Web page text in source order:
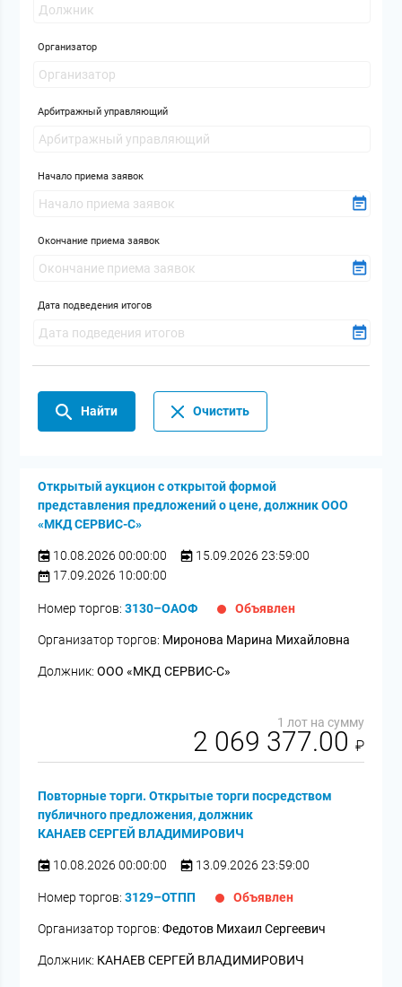
Организатор
Арбитражный управляющий
Начало приема заявок
Окончание приема заявок
Дата подведения итогов
Найти Очистить
Открытый аукцион с открытой формой
представления предложений о цене, должник ООО
«МКД СЕРВИС-С»
10.08.2026 00:00:00
15.09.2026 23:59:00
17.09.2026 10:00:00
Номер торгов:3130–ОАОФ Объявлен
Организатор торгов: Миронова Марина Михайловна
Должник:ООО «МКД СЕРВИС-С»
1 лот на сумму
2 069 377.00 ₽
Повторные торги. Открытые торги посредством
публичного предложения, должник
КАНАЕВ СЕРГЕЙ ВЛАДИМИРОВИЧ
10.08.2026 00:00:00 13.09.2026 23:59:00
Номер торгов:3129–ОТПП Объявлен
Организатор торгов:Федотов Михаил Сергеевич
Должник: КАНАЕВ СЕРГЕЙ ВЛАДИМИРОВИЧ